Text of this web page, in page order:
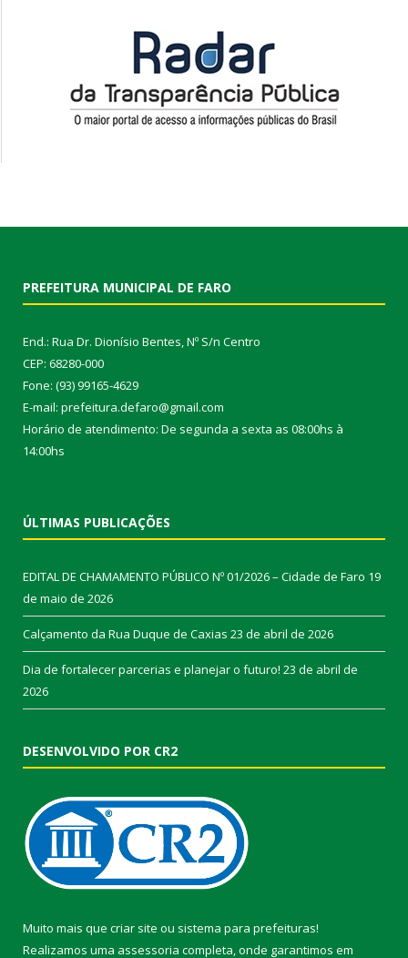
PREFEITURA MUNICIPAL DE FARO
End.: Rua Dr. Dionísio Bentes, Nº S/n Centro
CEP: 68280-000
Fone: (93) 99165-4629
E-mail: prefeitura.defaro@gmail.com
Horário de atendimento: De segunda a sexta as 08:00hs à
14:00hs
ÚLTIMAS PUBLICAÇÕES
EDITAL DE CHAMAMENTO PÚBLICO Nº 01/2026 – Cidade de Faro 19
de maio de 2026
Calçamento da Rua Duque de Caxias 23 de abril de 2026
Dia de fortalecer parcerias e planejar o futuro! 23 de abril de
2026
DESENVOLVIDO POR CR2
Muito mais que criar site ou sistema para prefeituras!
Realizamos uma assessoria completa, onde garantimos em